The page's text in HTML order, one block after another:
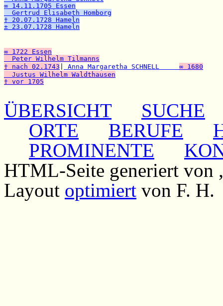
∞ 14.11.1705 Essen
Gertrud Elisabeth Homborg
† 20.07.1728 Hameln
± 23.07.1728 Hameln
∞ 1722 Essen
Peter Wilhelm Tilmanns
† nach 02.1743
Anna Margaretha SCHNELL ∞ 1680
Justus Wilhelm Waldthausen
† vor 1705
ÜBERSICHT
SUCHE
ORTE
BERUFE
PROMINENTE
HTML-Seite generiert von
Layout optimiert von F. H.